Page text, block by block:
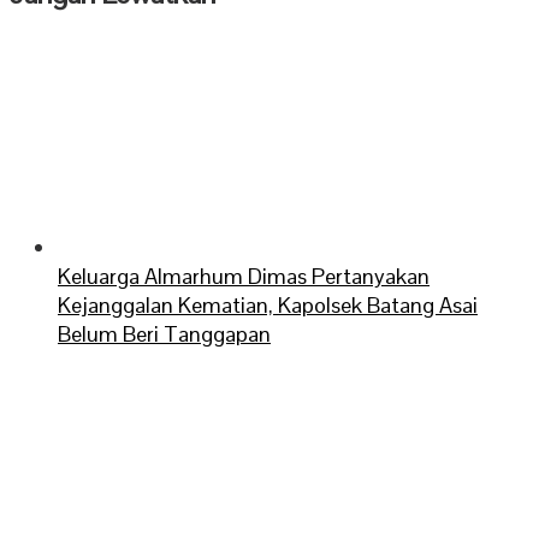
Keluarga Almarhum Dimas Pertanyakan
Kejanggalan Kematian, Kapolsek Batang Asai
Belum Beri Tanggapan